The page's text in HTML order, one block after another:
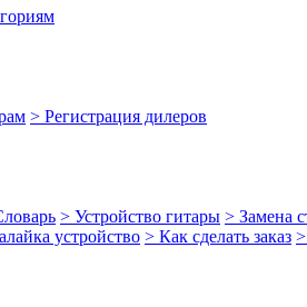
> Регистрация дилеров
> Устройство гитары > Замена
устройство > Как сделать заказ